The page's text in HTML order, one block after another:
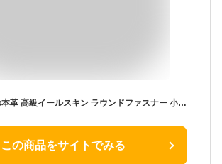
【即納】うなぎの本革 高級イールスキン ラウンドファスナー 小銭入れ/コインケース/ウォレット 財布 名刺入れ カードケース リアルレザー ウナギ 男女兼用 メンズ レディース 男性用 女性用 金運 幸運 軽量 ピルケース プレゼント 鰻 M050-M069
この商品をサイトでみる